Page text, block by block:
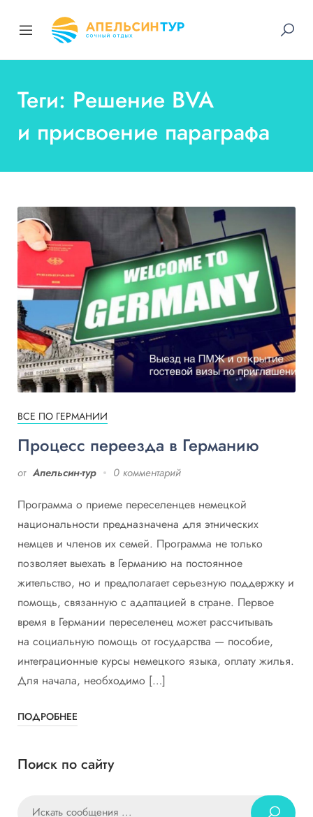
Теги: Решение BVA
и присвоение параграфа
ВСЕ ПО ГЕРМАНИИ
Процесс переезда в Германию
от Апельсин-тур 0 комментарий
Программа о приеме переселенцев немецкой
национальности предназначена для этнических
немцев и членов их семей. Программа не только
позволяет выехать в Германию на постоянное
жительство, но и предполагает серьезную поддержку и
помощь, связанную с адаптацией в стране. Первое
время в Германии переселенец может рассчитывать
на социальную помощь от государства — пособие,
интеграционные курсы немецкого языка, оплату жилья.
Для начала, необходимо […]
ПОДРОБНЕЕ
Поиск по сайту